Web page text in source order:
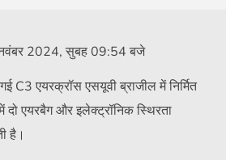
2024, सुबह 09:54 बजे
C3 एयरक्रॉस एसयूवी ब्राजील में निर्मित
एयरबैग और इलेक्ट्रॉनिक स्थिरता
है।